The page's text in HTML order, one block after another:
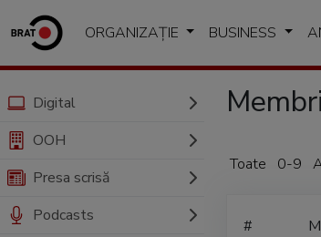
ORGANIZAȚIE BUSINESS
Digital
OOH
Presa scrisă
Podcasts
Toate 0-9
#